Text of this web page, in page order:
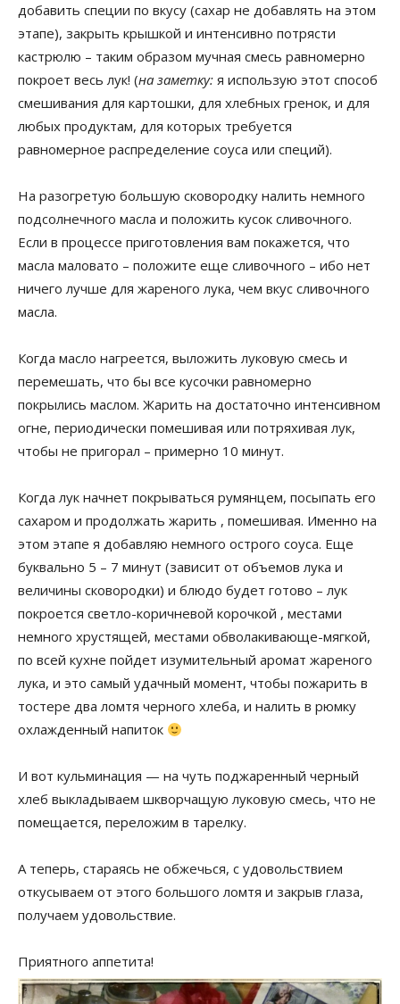
добавить специи по вкусу (сахар не добавлять на этом
этапе), закрыть крышкой и интенсивно потрясти
кастрюлю – таким образом мучная смесь равномерно
покроет весь лук! (на заметку: я использую этот способ
смешивания для картошки, для хлебных гренок, и для
любых продуктам, для которых требуется
равномерное распределение соуса или специй).
На разогретую большую сковородку налить немного
подсолнечного масла и положить кусок сливочного.
Если в процессе приготовления вам покажется, что
масла маловато – положите еще сливочного – ибо нет
ничего лучше для жареного лука, чем вкус сливочного
масла.
Когда масло нагреется, выложить луковую смесь и
перемешать, что бы все кусочки равномерно
покрылись маслом. Жарить на достаточно интенсивном
огне, периодически помешивая или потряхивая лук,
чтобы не пригорал – примерно 10 минут.
Когда лук начнет покрываться румянцем, посыпать его
сахаром и продолжать жарить , помешивая. Именно на
этом этапе я добавляю немного острого соуса. Еще
буквально 5 – 7 минут (зависит от объемов лука и
величины сковородки) и блюдо будет готово – лук
покроется светло-коричневой корочкой , местами
немного хрустящей, местами обволакивающе-мягкой,
по всей кухне пойдет изумительный аромат жареного
лука, и это самый удачный момент, чтобы пожарить в
тостере два ломтя черного хлеба, и налить в рюмку
охлажденный напиток
И вот кульминация — на чуть поджаренный черный
хлеб выкладываем шкворчащую луковую смесь, что не
помещается, переложим в тарелку.
А теперь, стараясь не обжечься, с удовольствием
откусываем от этого большого ломтя и закрыв глаза,
получаем удовольствие.
Приятного аппетита!